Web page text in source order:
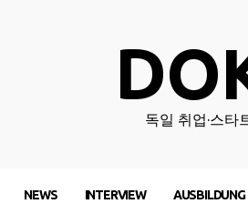
독일 취업·스타
NEWS INTERVIEW AUSBILDUNG